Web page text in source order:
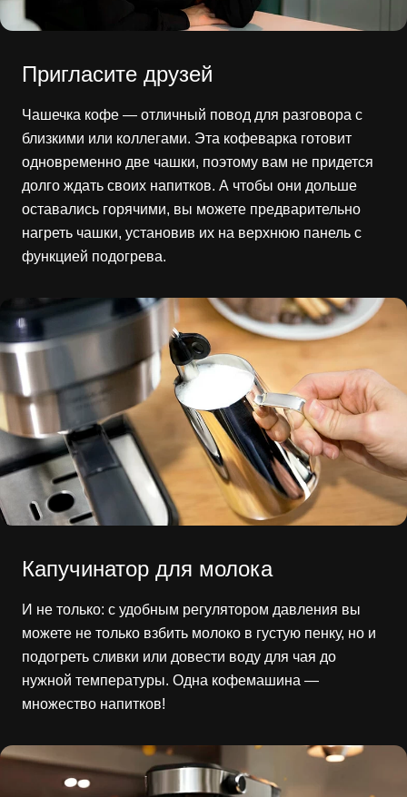
Пригласите друзей
Чашечка кофе — отличный повод для разговора с
близкими или коллегами. Эта кофеварка готовит
одновременно две чашки, поэтому вам не придется
долго ждать своих напитков. А чтобы они дольше
оставались горячими, вы можете предварительно
нагреть чашки, установив их на верхнюю панель с
функцией подогрева.
Капучинатор для молока
И не только: с удобным регулятором давления вы
можете не только взбить молоко в густую пенку, но и
подогреть сливки или довести воду для чая до
нужной температуры. Одна кофемашина —
множество напитков!